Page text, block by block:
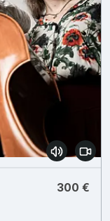
300 €